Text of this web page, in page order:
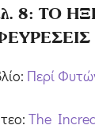
8: ΤΟ
Περί
The